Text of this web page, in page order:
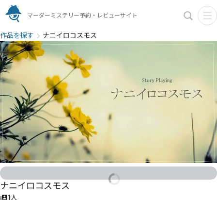
マーダーミステリー予約・レビューサイト
作品を探す ナニイロコスモス
ナニイロコスモス
1人